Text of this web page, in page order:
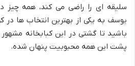
سلیقه ای را راضی می کند، همه
یوسف به یکی از بهترین انتخاب ها در
باشید تا گشتی در این کبابخانه مشهور
پشت این همه محبوبیت پنهان شده.